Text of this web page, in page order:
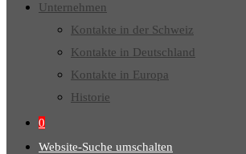
Unternehmen
Kontakte in der Schweiz
Kontakte in Deutschland
Kontakte in Europa
Historie
0
Website-Suche umschalten